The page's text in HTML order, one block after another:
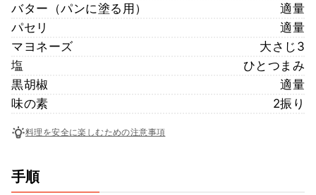
バター（パンに塗る用）
適量
パセリ
適量
マヨネーズ
大さじ3
塩
ひとつまみ
黒胡椒
適量
味の素
2振り
料理を安全に楽しむための注意事項
手順